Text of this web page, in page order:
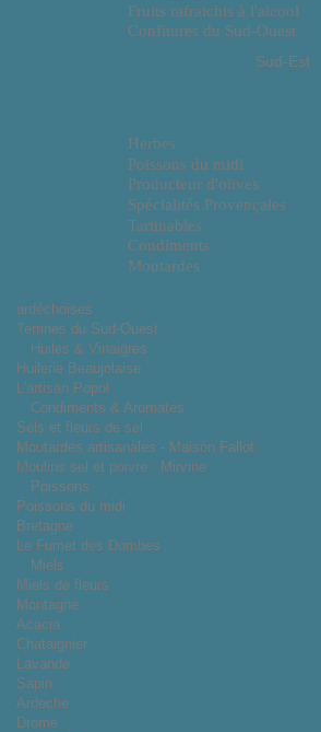
Fruits rafraichis à l'alcool
Confitures du Sud-Ouest
Sud-Est
Herbes
Poissons du midi
Producteur d'olives
Spécialités Provençales
Tartinables
Condiments
Moutardes
ardéchoises
Terrines du Sud-Ouest
Huiles & Vinaigres
Huilerie Beaujolaise
L'artisan Popol
Condiments & Aromates
Sels et fleurs de sel
Moutardes artisanales - Maison Fallot
Moulins sel et poivre : Mirvine
Poissons
Poissons du midi
Bretagne
Le Fumet des Dombes
Miels
Miels de fleurs
Montagne
Acacia
Chataignier
Lavande
Sapin
Ardeche
Drome